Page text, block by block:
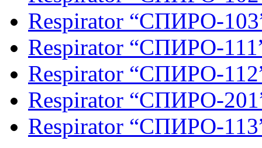
Respirator “СПИРО-
Respirator “СПИРО-
Respirator “СПИРО-
Respirator “СПИРО-
Respirator “СПИРО-